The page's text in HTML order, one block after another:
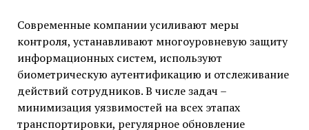
Современные компании усиливают меры
контроля, устанавливают многоуровневую защиту
информационных систем, используют
биометрическую аутентификацию и отслеживание
действий сотрудников. В числе задач –
минимизация уязвимостей на всех этапах
транспортировки, регулярное обновление